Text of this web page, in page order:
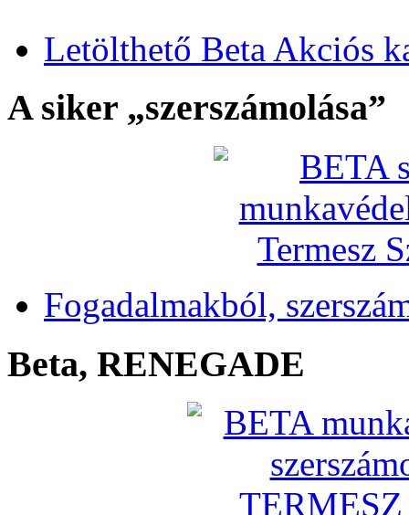
Letölthető Beta Akciós
A siker „szerszámolása”
Fogadalmakból,
Beta, RENEGADE